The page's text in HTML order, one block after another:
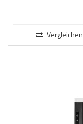
Vergleichen